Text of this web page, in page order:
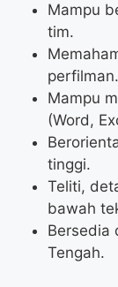
Mampu
tim.
perfilman.
Mampu
(Word,
tinggi.
Teliti,
bawah
Bersedia
Tengah.